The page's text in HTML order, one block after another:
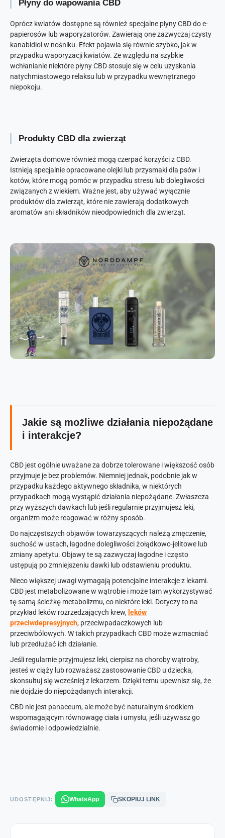
Płyny do wapowania CBD
Oprócz kwiatów dostępne są również specjalne płyny CBD do e-
papierosów lub waporyzatorów. Zawierają one zazwyczaj czysty
kanabidiol w nośniku. Efekt pojawia się równie szybko, jak w
przypadku waporyzacji kwiatów. Ze względu na szybkie
wchłanianie niektóre płyny CBD stosuje się w celu uzyskania
natychmiastowego relaksu lub w przypadku wewnętrznego
niepokoju.
Produkty CBD dla zwierząt
Zwierzęta domowe również mogą czerpać korzyści z CBD.
Istnieją specjalnie opracowane olejki lub przysmaki dla psów i
kotów, które mogą pomóc w przypadku stresu lub dolegliwości
związanych z wiekiem. Ważne jest, aby używać wyłącznie
produktów dla zwierząt, które nie zawierają dodatkowych
aromatów ani składników nieodpowiednich dla zwierząt.
Jakie są możliwe działania niepożądane
i interakcje?
CBD jest ogólnie uważane za dobrze tolerowane i większość osób
przyjmuje je bez problemów. Niemniej jednak, podobnie jak w
przypadku każdego aktywnego składnika, w niektórych
przypadkach mogą wystąpić działania niepożądane. Zwłaszcza
przy wyższych dawkach lub jeśli regularnie przyjmujesz leki,
organizm może reagować w różny sposób.
Do najczęstszych objawów towarzyszących należą zmęczenie,
suchość w ustach, łagodne dolegliwości żołądkowo-jelitowe lub
zmiany apetytu. Objawy te są zazwyczaj łagodne i często
ustępują po zmniejszeniu dawki lub odstawieniu produktu.
Nieco większej uwagi wymagają potencjalne interakcje z lekami.
CBD jest metabolizowane w wątrobie i może tam wykorzystywać
tę samą ścieżkę metabolizmu, co niektóre leki. Dotyczy to na
przykład leków rozrzedzających krew, leków
przeciwdepresyjnych, przeciwpadaczkowych lub
przeciwbólowych. W takich przypadkach CBD może wzmacniać
lub przedłużać ich działanie.
Jeśli regularnie przyjmujesz leki, cierpisz na choroby wątroby,
jesteś w ciąży lub rozważasz zastosowanie CBD u dziecka,
skonsultuj się wcześniej z lekarzem. Dzięki temu upewnisz się, że
nie dojdzie do niepożądanych interakcji.
CBD nie jest panaceum, ale może być naturalnym środkiem
wspomagającym równowagę ciała i umysłu, jeśli używasz go
świadomie i odpowiedzialnie.
UDOSTĘPNIJ: WhatsApp SKOPIUJ LINK